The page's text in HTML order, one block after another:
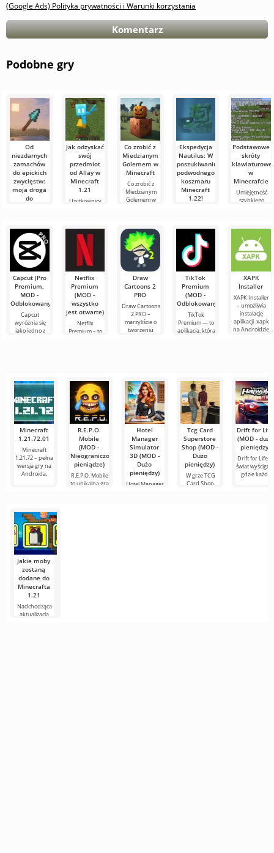
(Google Ads) Polityka prywatności i Warunki korzystania
Komentarz
Podobne gry
Od
niezdarnych
zamachów
do epickich
zwycięstw:
moja droga
do
Minecraft
Witajcie,
eksperymentatorzy
świata
sześcianów!
Dziś
postanowiłem
założyć mój
wyimaginowany
biały
Jak odzyskać
swój
przedmiot
od Allay w
Minecraft
1.21
Użytkownicy
pomaga
zbierać
przedmioty i że
trzeba się z nim
Co zrobić z
Miedzianym
Golemem w
Minecraft
Co zrobić z
Miedzianym
Golemem w
zawsze coś się
dzieje: nowe
bloki,
Ekspedycja
Nautilus: W
poszukiwaniu
podwodnego
koszmaru
Minecraft
1.22!
Szczerze
mówiąc, wciąż
trzęsę się z
emocji, pisząc
te słowa. Dziś
Podstawowe
skróty
klawiaturowe
w
Minecrafcie
Umiejętność
szybkiego
zarządzania to
bardzo ważna
cecha w grze.
Capcut (Pro
Premium,
MOD -
Odblokowany)
Capcut
wyróżnia się
jako jedno z
Netflix
Premium
(MOD -
wszystko
jest otwarte)
Netflix
Premium – to
Draw
Cartoons 2
PRO
Draw Cartoons
2 PRO –
marzyliście o
tworzeniu
TikTok
Premium
(MOD -
Odblokowany)
TikTok
Premium — to
aplikacja, która
XAPK
Installer
XAPK Installer
– umożliwia
instalację
aplikacji .xapk
na Androidzie.
Minecraft
1.21.72.01
Minecraft
1.21.72 – pełna
wersja gry na
Androida,
R.E.P.O.
Mobile
(MOD -
Nieograniczone
pieniądze)
R.E.P.O. Mobile
to unikalna gra
Hotel
Manager
Simulator
3D (MOD -
Dużo
pieniędzy)
Hotel Manager
Tcg Card
Superstore
Shop (MOD -
Dużo
pieniędzy)
W grze TCG
Card Shop
Drift for Life
(MOD - dużo
pieniędzy)
Drift for Life to
świat
gdzie każdy
Jakie moby
zostaną
dodane do
Minecrafta
1.21
Nadchodząca
aktualizacja